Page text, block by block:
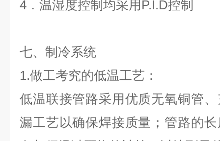
4．温湿度控制均采用P.I.D控制
七、制冷系统
1.做工考究的低温工艺：
低温联接管路采用优质无氧铜管
漏工艺以确保焊接质量；管路的